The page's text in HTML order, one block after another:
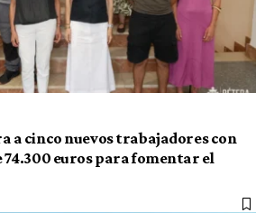
a cinco nuevos trabajadores con
74.300 euros para fomentar el